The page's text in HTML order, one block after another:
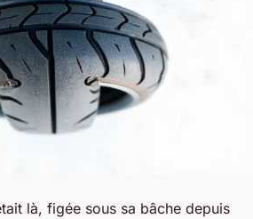
là, figée sous sa bâche depuis